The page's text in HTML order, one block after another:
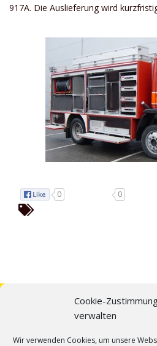
Cookie-
verwalten
Wir verwenden Cookies, um unsere
917A. Die Auslieferung wird
0 0